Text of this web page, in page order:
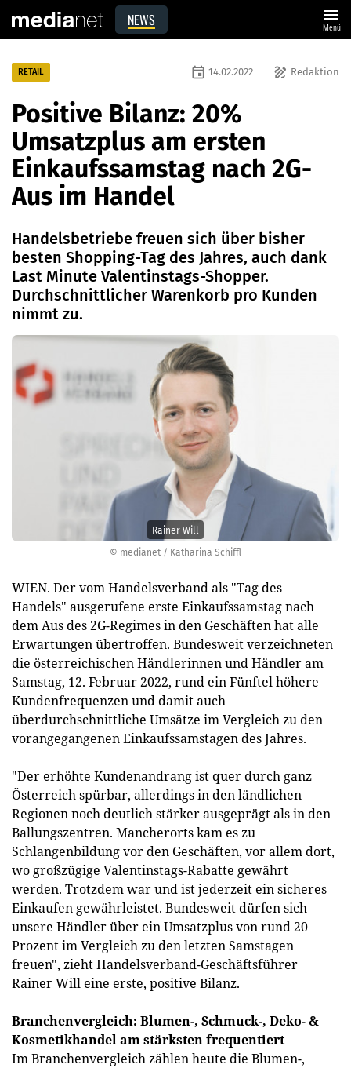
NEWS menu
Menü
© medianet / Katharina Schiffl
Rainer Will
RETAIL draw Redaktion
event 14.02.2022
Positive Bilanz: 20%
Umsatzplus am ersten
Einkaufssamstag nach 2G-
Aus im Handel
Handelsbetriebe freuen sich über bisher
besten Shopping-Tag des Jahres, auch dank
Last Minute Valentinstags-Shopper.
Durchschnittlicher Warenkorb pro Kunden
nimmt zu.
WIEN. Der vom Handelsverband als "Tag des
Handels" ausgerufene erste Einkaufssamstag nach
dem Aus des 2G-Regimes in den Geschäften hat alle
Erwartungen übertroffen. Bundesweit verzeichneten
die österreichischen Händlerinnen und Händler am
Samstag, 12. Februar 2022, rund ein Fünftel höhere
Kundenfrequenzen und damit auch
überdurchschnittliche Umsätze im Vergleich zu den
vorangegangenen Einkaufssamstagen des Jahres.
"Der erhöhte Kundenandrang ist quer durch ganz
Österreich spürbar, allerdings in den ländlichen
Regionen noch deutlich stärker ausgeprägt als in den
Ballungszentren. Mancherorts kam es zu
Schlangenbildung vor den Geschäften, vor allem dort,
wo großzügige Valentinstags-Rabatte gewährt
werden. Trotzdem war und ist jederzeit ein sicheres
Einkaufen gewährleistet. Bundesweit dürfen sich
unsere Händler über ein Umsatzplus von rund 20
Prozent im Vergleich zu den letzten Samstagen
freuen", zieht Handelsverband-Geschäftsführer
Rainer Will eine erste, positive Bilanz.
Branchenvergleich: Blumen-, Schmuck-, Deko- &
Kosmetikhandel am stärksten frequentiert
Im Branchenvergleich zählen heute die Blumen-,